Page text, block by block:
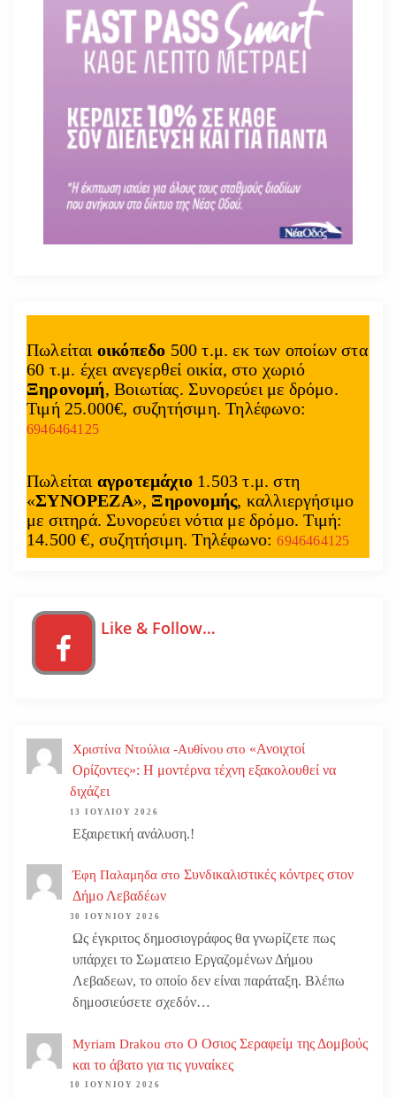
Πωλείται οικόπεδο 500 τ.μ. εκ των οποίων στα
60 τ.μ. έχει ανεγερθεί οικία, στο χωριό
Ξηρονομή, Βοιωτίας. Συνορεύει με δρόμο.
Τιμή 25.000€, συζητήσιμη. Τηλέφωνο:
6946464125
Πωλείται αγροτεμάχιο 1.503 τ.μ. στη
«ΣΥΝΟΡΕΖΑ», Ξηρονομής, καλλιεργήσιμο
με σιτηρά. Συνορεύει νότια με δρόμο. Τιμή:
14.500 €, συζητήσιμη. Τηλέφωνο:6946464125
Like & Follow…
Χριστίνα Ντούλια -Αυθίνου στο «Ανοιχτοί
Ορίζοντες»: Η μοντέρνα τέχνη εξακολουθεί να
διχάζει
13 ΙΟΥΛΊΟΥ 2026
Εξαιρετική ανάλυση.!
Έφη Παλαμηδα στο Συνδικαλιστικές κόντρες στον
Δήμο Λεβαδέων
30 ΙΟΥΝΊΟΥ 2026
Ως έγκριτος δημοσιογράφος θα γνωρίζετε πως
υπάρχει το Σωματειο Εργαζομένων Δήμου
Λεβαδεων, το οποίο δεν είναι παράταξη. Βλέπω
δημοσιεύσετε σχεδόν…
Myriam Drakou στο Ο Οσιος Σεραφείμ της Δομβούς
και το άβατο για τις γυναίκες
10 ΙΟΥΝΊΟΥ 2026